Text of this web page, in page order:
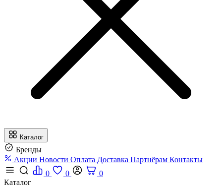
Каталог
Бренды
Акции Новости Оплата Доставка Партнёрам Контакты
0
0
0
Каталог